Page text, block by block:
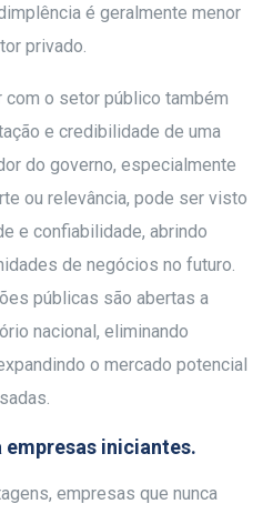
é geralmente menor
privado.
com o setor público também
e credibilidade de uma
do governo, especialmente
ou relevância, pode ser visto
e confiabilidade, abrindo
de negócios no futuro.
públicas são abertas a
nacional, eliminando
o mercado potencial
empresas iniciantes.
empresas que nunca